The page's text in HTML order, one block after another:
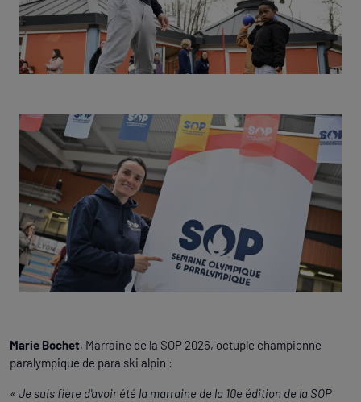
Marie Bochet, Marraine de la SOP 2026, octuple championne
paralympique de para ski alpin :
« Je suis fière d'avoir été la marraine de la 10e édition de la SOP